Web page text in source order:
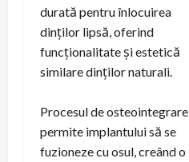
durată pentru înlocuirea
dinților lipsă, oferind
funcționalitate și estetică
similare dinților naturali.
Procesul de osteointegrare
permite implantului să se
fuzioneze cu osul, creând o